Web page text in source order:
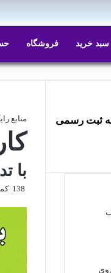
سبد خرید فروشگاه
منابع
با
ثبت رسمی